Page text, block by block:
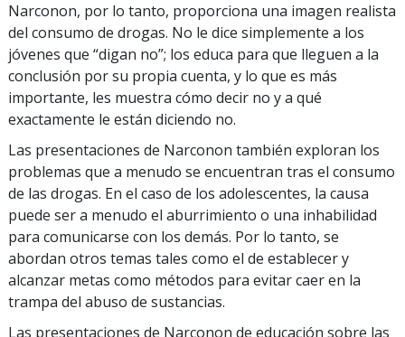
Narconon, por lo tanto, proporciona una imagen realista
del consumo de drogas. No le dice simplemente a los
jóvenes que “digan no”; los educa para que lleguen a la
conclusión por su propia cuenta, y lo que es más
importante, les muestra cómo decir no y a qué
exactamente le están diciendo no.
Las presentaciones de Narconon también exploran los
problemas que a menudo se encuentran tras el consumo
de las drogas. En el caso de los adolescentes, la causa
puede ser a menudo el aburrimiento o una inhabilidad
para comunicarse con los demás. Por lo tanto, se
abordan otros temas tales como el de establecer y
alcanzar metas como métodos para evitar caer en la
trampa del abuso de sustancias.
Las presentaciones de Narconon de educación sobre las